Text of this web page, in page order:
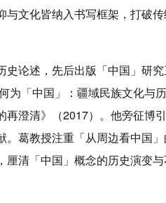
与文化皆纳入书写框架，打破
论述，先后出版「中国」研究
为「中国」：疆域民族文化与
澄清》（2017）。他旁征博
葛教授注重「从周边看中国
清「中国」概念的历史演变